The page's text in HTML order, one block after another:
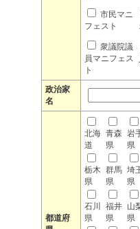
市民マニ
フェスト
衆議院議
員マニフェス
ト
政治家
名
都道府
北海
道
青森
県
岩
県
栃木
県
群馬
県
埼
県
石川
県
福井
県
山
県